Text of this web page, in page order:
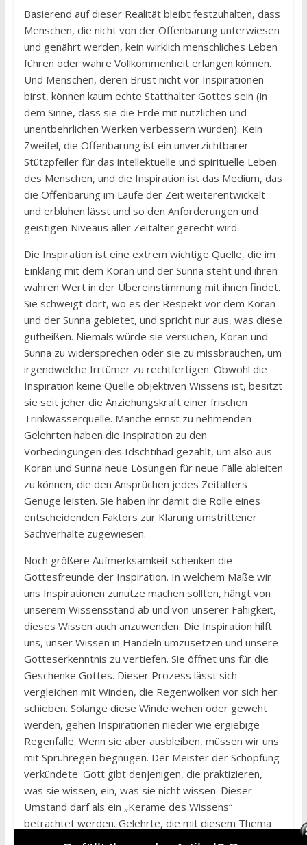
Basierend auf dieser Realität bleibt festzuhalten, dass
Menschen, die nicht von der Offenbarung unterwiesen
und genährt werden, kein wirklich menschliches Leben
führen oder wahre Vollkommenheit erlangen können.
Und Menschen, deren Brust nicht vor Inspirationen
birst, können kaum echte Statthalter Gottes sein (in
dem Sinne, dass sie die Erde mit nützlichen und
unentbehrlichen Werken verbessern würden). Kein
Zweifel, die Offenbarung ist ein unverzichtbarer
Stützpfeiler für das intellektuelle und spirituelle Leben
des Menschen, und die Inspiration ist das Medium, das
die Offenbarung im Laufe der Zeit weiterentwickelt
und erblühen lässt und so den Anforderungen und
geistigen Niveaus aller Zeitalter gerecht wird.
Die Inspiration ist eine extrem wichtige Quelle, die im
Einklang mit dem Koran und der Sunna steht und ihren
wahren Wert in der Übereinstimmung mit ihnen findet.
Sie schweigt dort, wo es der Respekt vor dem Koran
und der Sunna gebietet, und spricht nur aus, was diese
gutheißen. Niemals würde sie versuchen, Koran und
Sunna zu widersprechen oder sie zu missbrauchen, um
irgendwelche Irrtümer zu rechtfertigen. Obwohl die
Inspiration keine Quelle objektiven Wissens ist, besitzt
sie seit jeher die Anziehungskraft einer frischen
Trinkwasserquelle. Manche ernst zu nehmenden
Gelehrten haben die Inspiration zu den
Vorbedingungen des Idschtihad gezählt, um also aus
Koran und Sunna neue Lösungen für neue Fälle ableiten
zu können, die den Ansprüchen jedes Zeitalters
Genüge leisten. Sie haben ihr damit die Rolle eines
entscheidenden Faktors zur Klärung umstrittener
Sachverhalte zugewiesen.
Noch größere Aufmerksamkeit schenken die
Gottesfreunde der Inspiration. In welchem Maße wir
uns Inspirationen zunutze machen sollten, hängt von
unserem Wissensstand ab und von unserer Fähigkeit,
dieses Wissen auch anzuwenden. Die Inspiration hilft
uns, unser Wissen in Handeln umzusetzen und unsere
Gotteserkenntnis zu vertiefen. Sie öffnet uns für die
Geschenke Gottes. Dieser Prozess lässt sich
vergleichen mit Winden, die Regenwolken vor sich her
schieben. Solange diese Winde wehen oder geweht
werden, gehen Inspirationen nieder wie ergiebige
Regenfälle. Wenn sie aber ausbleiben, müssen wir uns
mit Sprühregen begnügen. Der Meister der Schöpfung
verkündete: Gott gibt denjenigen, die praktizieren,
was sie wissen, ein, was sie nicht wissen. Dieser
Umstand darf als ein „Kerame des Wissens“
betrachtet werden. Gelehrte, die mit diesem Thema
bestens vertraut sind, nennen das erworbene Wissen,